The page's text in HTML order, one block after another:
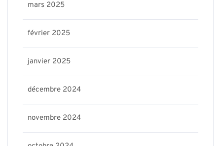
mars 2025
février 2025
janvier 2025
décembre 2024
novembre 2024